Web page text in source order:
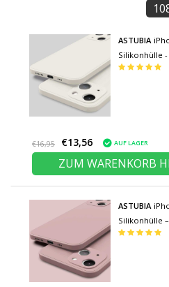
ASTUBIA
Silikonhülle -
Abdeckung,
€16,95 €13,56 AUF LAGER
ZUM WARENKORB
ASTUBIA
Silikonhülle
Hülle, Pink